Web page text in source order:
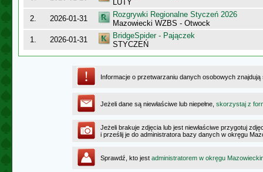
LUTY
2.
2026-01-31
Rozgrywki Regionalne Styczeń 2026
Mazowiecki WZBS - Otwock
1.
2026-01-31
BridgeSpider - Pajączek
STYCZEŃ
Informacje o przetwarzaniu danych osobowych
Jeżeli dane są niewłaściwe lub niepełne, skorzystaj z
Jeżeli brakuje zdjęcia lub jest niewłaściwe przygotuj
i prześlij je do administratora bazy danych w okręgu
Sprawdź, kto jest administratorem w okręgu